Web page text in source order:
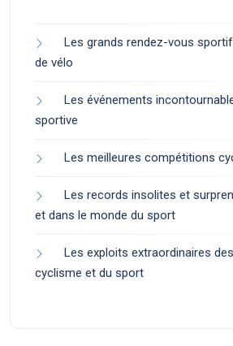
Les grands rendez-vous
de vélo
Les événements
sportive
Les meilleures compétitions
Les records insolites et
et dans le monde du sport
Les exploits extraordinaires
cyclisme et du sport